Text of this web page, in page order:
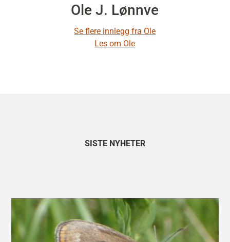
Ole J. Lønnve
Se flere innlegg fra Ole
Les om Ole
SISTE NYHETER